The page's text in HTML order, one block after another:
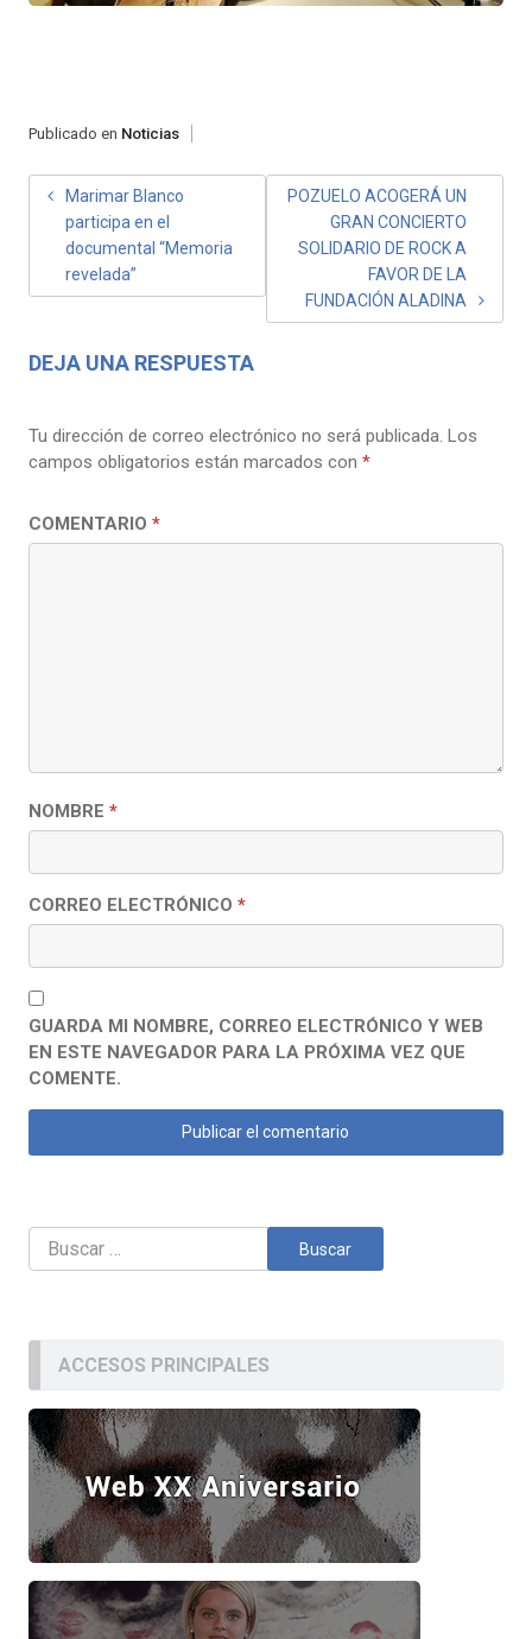
Publicado en Noticias
NAVEGACIÓN
ENTRADAS
Marimar Blanco
participa en el
documental “Memoria
revelada”
POZUELO ACOGERÁ UN
GRAN CONCIERTO
SOLIDARIO DE ROCK A
FAVOR DE LA
FUNDACIÓN ALADINA
DEJA UNA RESPUESTA
Tu dirección de correo electrónico no será publicada. Los
campos obligatorios están marcados con *
COMENTARIO *
NOMBRE *
CORREO ELECTRÓNICO *
GUARDA MI NOMBRE, CORREO ELECTRÓNICO Y WEB
EN ESTE NAVEGADOR PARA LA PRÓXIMA VEZ QUE
COMENTE.
Buscar:
ACCESOS PRINCIPALES